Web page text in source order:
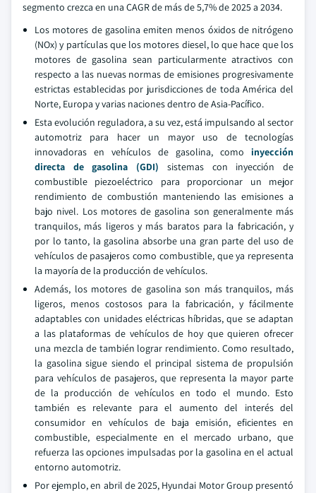
segmento crezca en una CAGR de más de 5,7% de 2025 a 2034.
Los motores de gasolina emiten menos óxidos de nitrógeno
(NOx) y partículas que los motores diesel, lo que hace que los
motores de gasolina sean particularmente atractivos con
respecto a las nuevas normas de emisiones progresivamente
estrictas establecidas por jurisdicciones de toda América del
Norte, Europa y varias naciones dentro de Asia-Pacífico.
Esta evolución reguladora, a su vez, está impulsando al sector
automotriz para hacer un mayor uso de tecnologías
innovadoras en vehículos de gasolina, como inyección
directa de gasolina (GDI) sistemas con inyección de
combustible piezoeléctrico para proporcionar un mejor
rendimiento de combustión manteniendo las emisiones a
bajo nivel. Los motores de gasolina son generalmente más
tranquilos, más ligeros y más baratos para la fabricación, y
por lo tanto, la gasolina absorbe una gran parte del uso de
vehículos de pasajeros como combustible, que ya representa
la mayoría de la producción de vehículos.
Además, los motores de gasolina son más tranquilos, más
ligeros, menos costosos para la fabricación, y fácilmente
adaptables con unidades eléctricas híbridas, que se adaptan
a las plataformas de vehículos de hoy que quieren ofrecer
una mezcla de también lograr rendimiento. Como resultado,
la gasolina sigue siendo el principal sistema de propulsión
para vehículos de pasajeros, que representa la mayor parte
de la producción de vehículos en todo el mundo. Esto
también es relevante para el aumento del interés del
consumidor en vehículos de baja emisión, eficientes en
combustible, especialmente en el mercado urbano, que
refuerza las opciones impulsadas por la gasolina en el actual
entorno automotriz.
Por ejemplo, en abril de 2025, Hyundai Motor Group presentó